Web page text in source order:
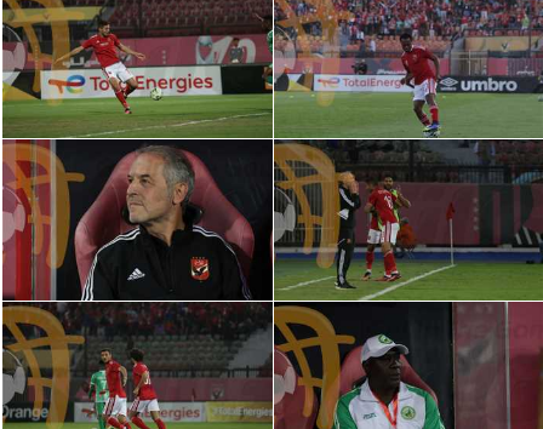
الدوري الإيطالي
الدوري الألماني
الدوري الفرنسي
الدوري السعودي للمحترفين
دوري أبطال أوروبا
كل البطولات